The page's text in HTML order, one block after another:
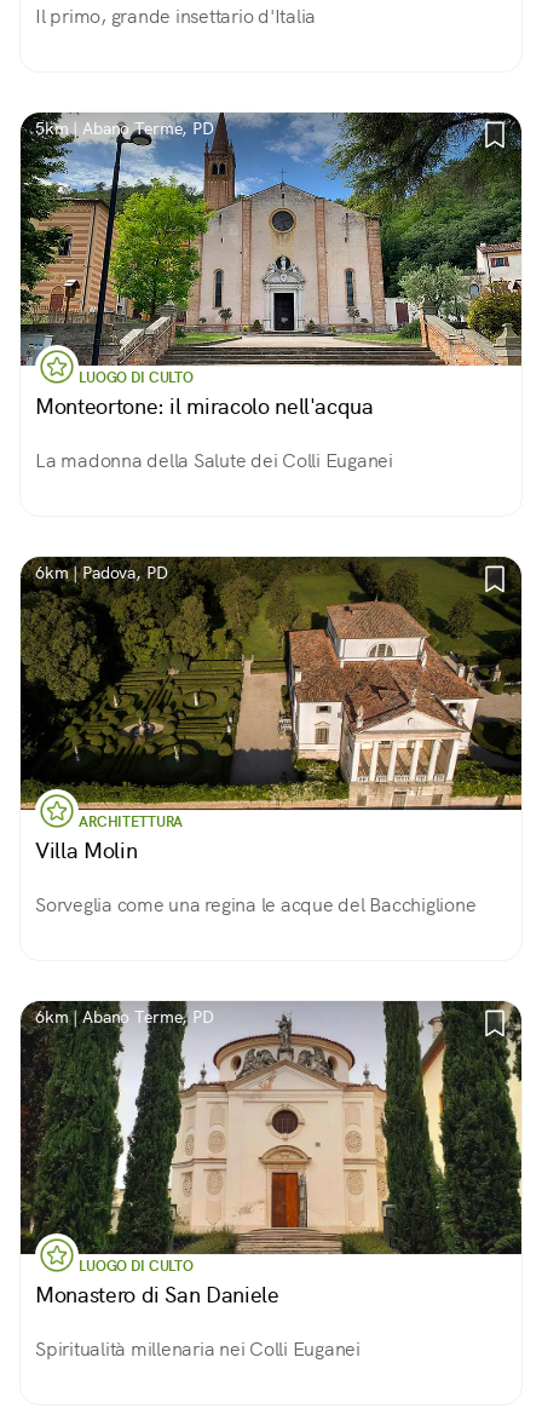
Il primo, grande insettario d'Italia
5km | Abano Terme, PD
LUOGO DI CULTO
Monteortone: il miracolo nell'acqua
La madonna della Salute dei Colli Euganei
6km | Padova, PD
ARCHITETTURA
Villa Molin
Sorveglia come una regina le acque del Bacchiglione
6km | Abano Terme, PD
LUOGO DI CULTO
Monastero di San Daniele
Spiritualità millenaria nei Colli Euganei